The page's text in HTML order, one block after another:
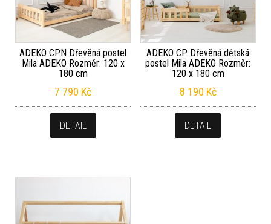
ADEKO CPN Dřevěná postel
Mila ADEKO Rozměr: 120 x
180 cm
7 790 Kč
DETAIL
ADEKO CP Dřevěná dětská
postel Mila ADEKO Rozměr:
120 x 180 cm
8 190 Kč
DETAIL